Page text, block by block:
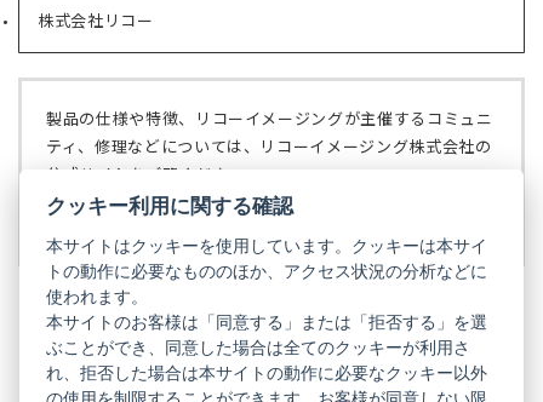
で
開
く）
タ
ブ
で
く）
株式会社リコー
（新
ブ
で
開
製品の仕様や特徴、リコーイメージングが主催するコミュニ
ティ、修理などについては、リコーイメージング株式会社の
公式サイトをご覧ください。
リコーイメージング株式会社の公式サイト
（新
し
い
タ
ブ
で
開
く）
PENTAX
PENTAX
PENTAX
PENTAX
PENTAX PENTAX
クッキー利用に関する確認
本サイトはクッキーを使用しています。クッキーは本サイ
トの動作に必要なもののほか、アクセス状況の分析などに
使われます。
本サイトのお客様は「同意する」または「拒否する」を選
ぶことができ、同意した場合は全てのクッキーが利用さ
れ、拒否した場合は本サイトの動作に必要なクッキー以外
の使用を制限することができます。お客様が同意しない限